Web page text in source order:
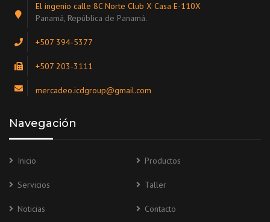
El ingenio calle 8C Norte Club X Casa E-110X
Panamá, República de Panamá.
+507 394-5377
+507 203-3111
mercadeo.icdgroup@gmail.com
Navegación
Inicio Productos
Servicios Taller
Noticias Contacto